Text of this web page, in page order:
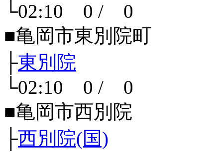
└02:10 0 / 0
■亀岡市東別院町
├東別院
└02:10 0 / 0
■亀岡市西別院
├西別院(国)